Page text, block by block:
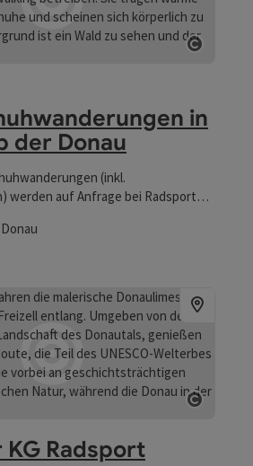
: Geführte Schneeschuhwanderungen
in
der Donau
(inkl.
werden auf Anfrage bei Radsport
https://www.hoamat.net/
KG Radsport